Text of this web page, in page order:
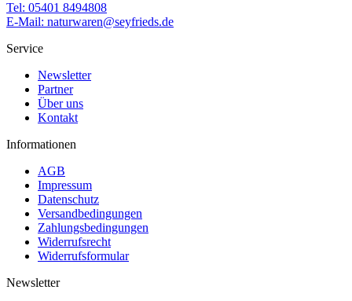
Tel: 05401 8494808
E-Mail: naturwaren@seyfrieds.de
Service
Newsletter
Partner
Über uns
Kontakt
Informationen
AGB
Impressum
Datenschutz
Versandbedingungen
Zahlungsbedingungen
Widerrufsrecht
Widerrufsformular
Newsletter